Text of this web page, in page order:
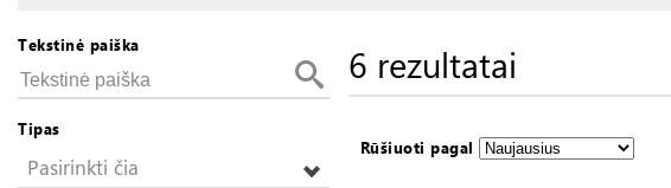
Tekstinė paiška
Tipas
Pasirinkti čia
6 rezultatai
Rūšiuoti pagal